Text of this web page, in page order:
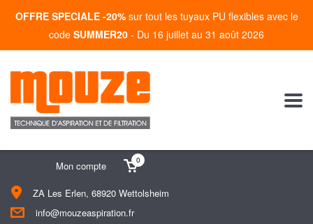
OFFRE SPECIALE -20% sur tout les tuyaux PU flexibles avec le
code SUMMER20 - Du 16 juillet au 31 août 2026
ZA Les Erlen, 68920 Wettolsheim
info@mouzeaspiration.fr
Mon compte 0